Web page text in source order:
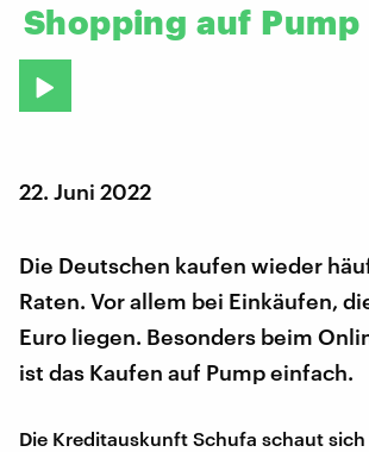
Shopping auf Pump
22. Juni 2022
Die Deutschen kaufen wieder
Raten. Vor allem bei Einkäufen,
Euro liegen. Besonders beim
ist das Kaufen auf Pump einfach.
Die Kreditauskunft Schufa schaut sich